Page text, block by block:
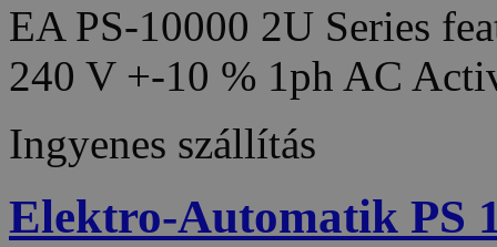
EA PS-10000 2U Series
240 V +-10 % 1ph AC
Ingyenes szállítás
Elektro-Automatik PS